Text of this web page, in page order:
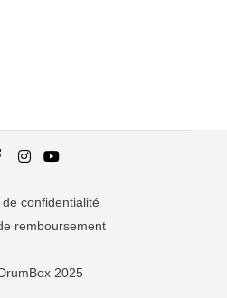
de confidentialité
remboursement
2025